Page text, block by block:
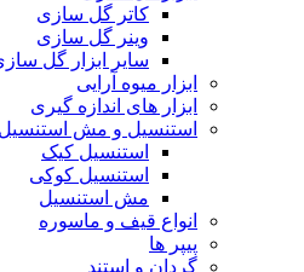
کاتر گل سازی
وینر گل سازی
سایر ابزار گل
ابزار میوه آرایی
ابزار های اندازه گیری
استنسیل و مش استنسیل
استنسیل کیک
استنسیل کوکی
مش استنسیل
انواع قیف و ماسوره
پیپر ها
گردان و استند